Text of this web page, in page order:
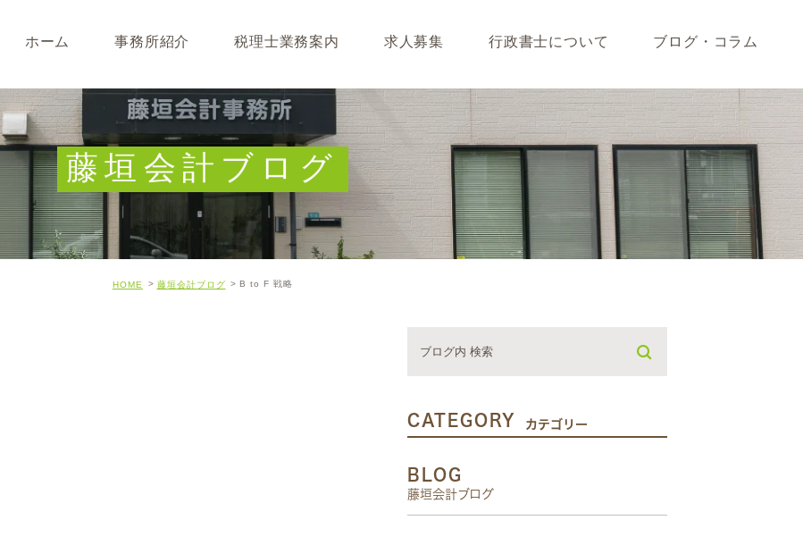
ホーム 事務所紹介
事務所･スタッフ紹介
求人募集
税理士業務案内
なぜ税理士が必要なのか
キャッシュフロー経営について
開業･経営支援について
相続について･事業承継について
求人募集 行政書士について ブログ・コラム
藤垣会計ブログ
行政書士川島ブログ
365BLOG
コラム
藤垣会計ブログ
HOME 藤垣会計ブログ B to F 戦略
CATEGORY カテゴリー
BLOG
藤垣会計ブログ